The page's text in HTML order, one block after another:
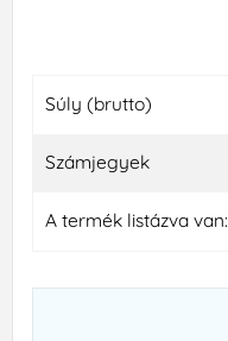
Súly (brutto)
Számjegyek
A termék listázva van: